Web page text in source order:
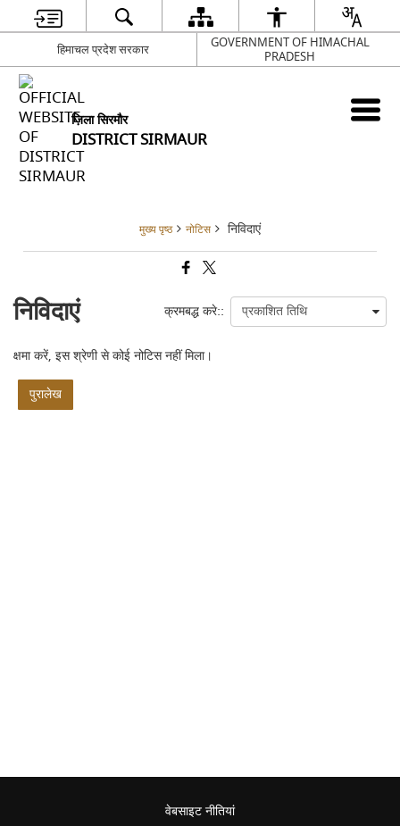
हिमाचल प्रदेश सरकार
GOVERNMENT OF HIMACHAL
PRADESH
ज़िला सिरमौर
DISTRICT SIRMAUR
मुख्य पृष्ठ नोटिस निविदाएं
निविदाएं क्रमबद्ध करे::
क्षमा करें, इस श्रेणी से कोई नोटिस नहीं मिला।
पुरालेख
वेबसाइट नीतियां